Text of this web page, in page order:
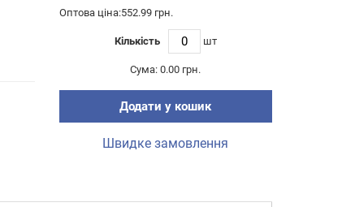
Оптова ціна:552.99 грн.
Кількість шт
Сума: 0.00 грн.
Додати у кошик
Швидке замовлення